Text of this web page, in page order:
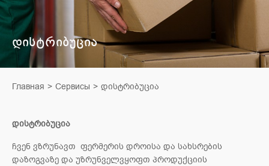
დისტრიბუცია
Главная Сервисы დისტრიბუცია
დისტრიბუცია
ჩვენ ვზრუნავთ ფერმერის დროისა და სახსრების
დაზოგვაზე და უზრუნველვყოფთ პროდუქციის